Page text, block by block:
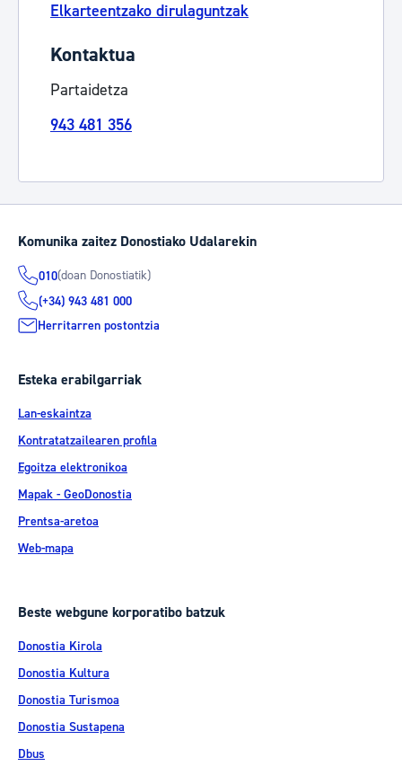
Elkarteentzako dirulaguntzak
Kontaktua
Partaidetza
943 481 356
Komunika zaitez Donostiako Udalarekin
010(doan Donostiatik)
(+34) 943 481 000
Herritarren postontzia
Esteka erabilgarriak
Lan-eskaintza
Kontratatzailearen profila
Egoitza elektronikoa
Mapak - GeoDonostia
Prentsa-aretoa
Web-mapa
Beste webgune korporatibo batzuk
Donostia Kirola
Donostia Kultura
Donostia Turismoa
Donostia Sustapena
Dbus